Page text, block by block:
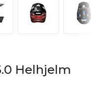
Helhjelm